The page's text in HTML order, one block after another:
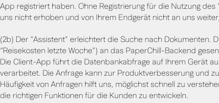
App registriert haben. Ohne Registrierung für die Nutzung
uns nicht erhoben und von Ihrem Endgerät nicht an uns
(2b) Der “Assistent” erleichtert die Suche nach
“Reisekosten letzte Woche”) an das PaperChill-Backend
Die Client-App führt die Datenbankabfrage auf Ihrem Gerät
verarbeitet. Die Anfrage kann zur Produktverbesserung und
Häufigkeit von Anfragen hilft uns, möglichst schnell zu
die richtigen Funktionen für die Kunden zu entwickeln.